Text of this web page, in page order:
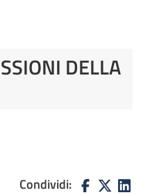
DELLA
Condividi: